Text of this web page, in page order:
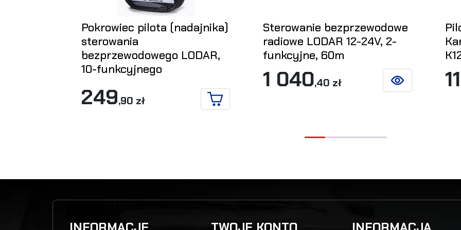
Pokrowiec pilota (nadajnika)
sterowania
bezprzewodowego LODAR,
10-funkcyjnego
249,90 zł
DO KOSZYKA
Sterowanie bezprzewodowe
radiowe LODAR 12-24V, 2-
funkcyjne, 60m
1 040,40 zł ZOBACZ